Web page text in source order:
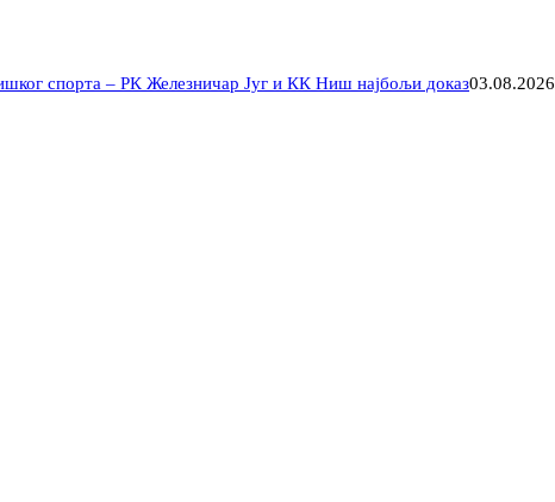
спорта – РК Железничар Југ и КК Ниш најбољи доказ03.08.2026